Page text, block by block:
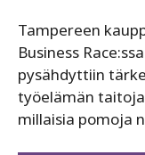
Tampereen
Business
pysähdyttiin
työelämän
millaisia pomoja